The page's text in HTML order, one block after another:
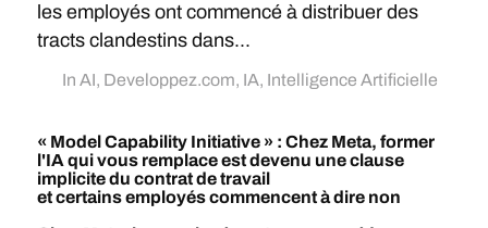
les employés ont commencé à distribuer des
tracts clandestins dans...
In AI, Developpez.com, IA, Intelligence Artificielle
« Model Capability Initiative » : Chez Meta, former
l'IA qui vous remplace est devenu une clause
implicite du contrat de travail
et certains employés commencent à dire non